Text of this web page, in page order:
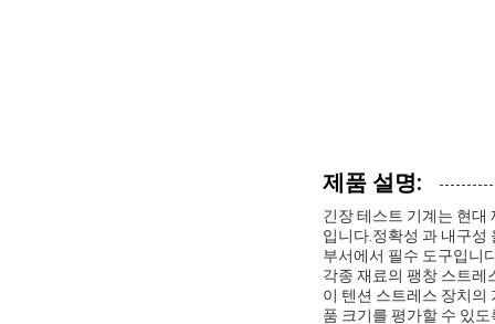
제품 설명:
긴장 테스트 기계는 현대
입니다.정확성 과 내구성
부서에서 필수 도구입니
각종 재료의 팽창 스트레
이 텐션 스트레스 장치의
품 크기를 평가할 수 있